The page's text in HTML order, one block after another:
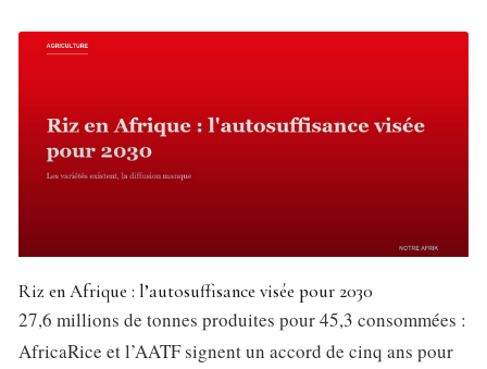
Riz en Afrique : l’autosuffisance visée pour 2030
27,6 millions de tonnes produites pour 45,3 consommées :
AfricaRice et l’AATF signent un accord de cinq ans pour